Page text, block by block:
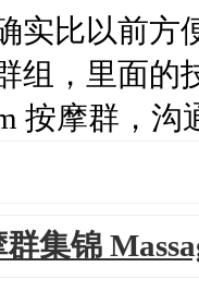
实比以前方
组，里面的
按摩群，沟
集锦